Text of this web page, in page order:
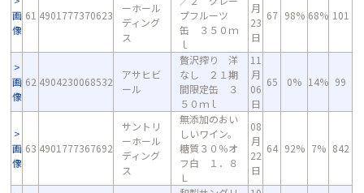
画
像
61 4901777370623
ーホール
ディング
ス
プフルーツ
缶 ３５０ｍ
ｌ
月
23
日
67 98% 68% 101
画
像
62 4904230068532
アサヒビ
ール
贅沢搾り 洋
なし ２１期
間限定缶 ３
５０ｍｌ
11
月
06
日
65 0% 14% 99
画
像
63 4901777367692
サントリ
ーホール
ディング
ス
無添加のおい
しいワイン。
糖質３０％オ
フ白 １．８
Ｌ
08
月
22
日
64 92% 7% 842